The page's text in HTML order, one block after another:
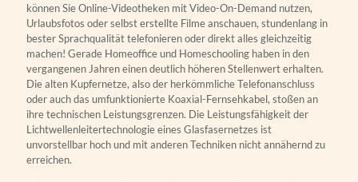
können Sie Online-Videotheken mit Video-On-Demand nutzen,
Urlaubsfotos oder selbst erstellte Filme anschauen, stundenlang in
bester Sprachqualität telefonieren oder direkt alles gleichzeitig
machen! Gerade Homeoffice und Homeschooling haben in den
vergangenen Jahren einen deutlich höheren Stellenwert erhalten.
Die alten Kupfernetze, also der herkömmliche Telefonanschluss
oder auch das umfunktionierte Koaxial-Fernsehkabel, stoßen an
ihre technischen Leistungsgrenzen. Die Leistungsfähigkeit der
Lichtwellenleitertechnologie eines Glasfasernetzes ist
unvorstellbar hoch und mit anderen Techniken nicht annähernd zu
erreichen.